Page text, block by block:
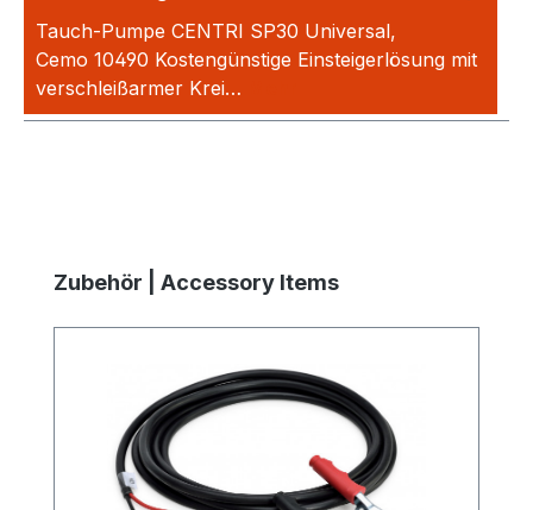
Tauch-Pumpe CENTRI SP30 Universal,
Cemo 10490 Kostengünstige Einsteigerlösung mit
verschleißarmer Krei…
Produktgalerie überspringen
Zubehör | Accessory Items